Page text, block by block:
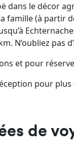
dans le décor
famille (à partir
N’oubliez pas
et pour
pour
de